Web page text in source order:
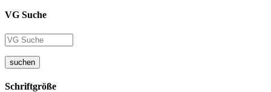
VG Suche
suchen
Schriftgröße